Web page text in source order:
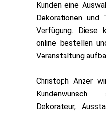
Kunden eine
Dekorationen und
Verfügung. Diese
online bestellen
Veranstaltung
Christoph Anzer
Kundenwunsch
Dekorateur,